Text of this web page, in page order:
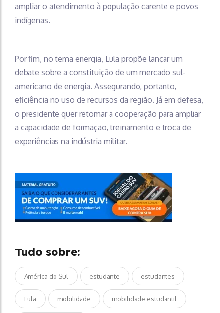
ampliar o atendimento à população carente e povos
indígenas.
Por fim, no tema energia, Lula propõe lançar um
debate sobre a constituição de um mercado sul-
americano de energia. Assegurando, portanto,
eficiência no uso de recursos da região. Já em defesa,
o presidente quer retomar a cooperação para ampliar
a capacidade de formação, treinamento e troca de
experiências na indústria militar.
Tudo sobre:
América do Sul estudante estudantes
Lula mobilidade mobilidade estudantil